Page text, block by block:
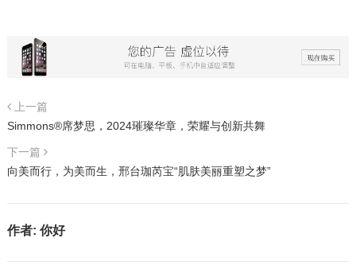
上一篇
Simmons®席梦思，2024璀璨华章，荣耀与创新共舞
下一篇
向美而行，为美而生，邢台珈芮宝“肌肤美丽重塑之梦”
作者: 你好